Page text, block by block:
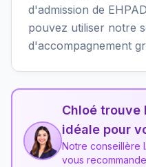
d'admission de
pouvez utiliser notre
d'accompagnement
Chloé trouve
idéale pour
Notre conseillère
vous